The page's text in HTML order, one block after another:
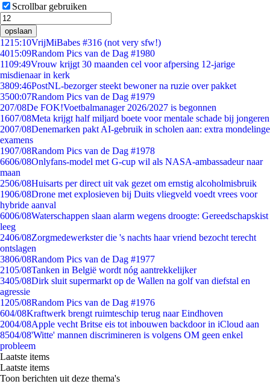
Scrollbar gebruiken
opslaan
1215:10VrijMiBabes #316 (not very sfw!)
4015:09Random Pics van de Dag #1980
1109:49Vrouw krijgt 30 maanden cel voor afpersing 12-jarige
misdienaar in kerk
3809:46PostNL-bezorger steekt bewoner na ruzie over pakket
3500:07Random Pics van de Dag #1979
207/08De FOK!Voetbalmanager 2026/2027 is begonnen
1607/08Meta krijgt half miljard boete voor mentale schade bij jongeren
2007/08Denemarken pakt AI-gebruik in scholen aan: extra mondelinge
examens
1907/08Random Pics van de Dag #1978
6606/08Onlyfans-model met G-cup wil als NASA-ambassadeur naar
maan
2506/08Huisarts per direct uit vak gezet om ernstig alcoholmisbruik
1906/08Drone met explosieven bij Duits vliegveld voedt vrees voor
hybride aanval
6006/08Waterschappen slaan alarm wegens droogte: Gereedschapskist
leeg
2406/08Zorgmedewerkster die 's nachts haar vriend bezocht terecht
ontslagen
3806/08Random Pics van de Dag #1977
2105/08Tanken in België wordt nóg aantrekkelijker
3405/08Dirk sluit supermarkt op de Wallen na golf van diefstal en
agressie
1205/08Random Pics van de Dag #1976
604/08Kraftwerk brengt ruimteschip terug naar Eindhoven
2004/08Apple vecht Britse eis tot inbouwen backdoor in iCloud aan
8504/08'Witte' mannen discrimineren is volgens OM geen enkel
probleem
Laatste items
Laatste items
Toon berichten uit deze thema's